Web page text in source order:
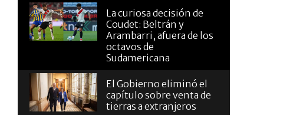
La curiosa decisión de
Coudet: Beltrán y
Arambarri, afuera de los
octavos de
Sudamericana
El Gobierno eliminó el
capítulo sobre venta de
tierras a extranjeros